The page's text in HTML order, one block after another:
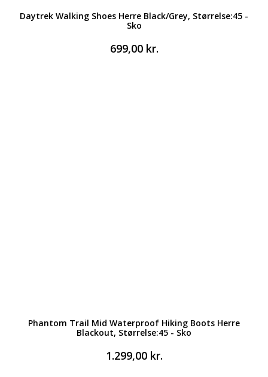
Daytrek Walking Shoes Herre Black/Grey, Størrelse:45 -
Sko
699,00 kr.
Phantom Trail Mid Waterproof Hiking Boots Herre
Blackout, Størrelse:45 - Sko
1.299,00 kr.